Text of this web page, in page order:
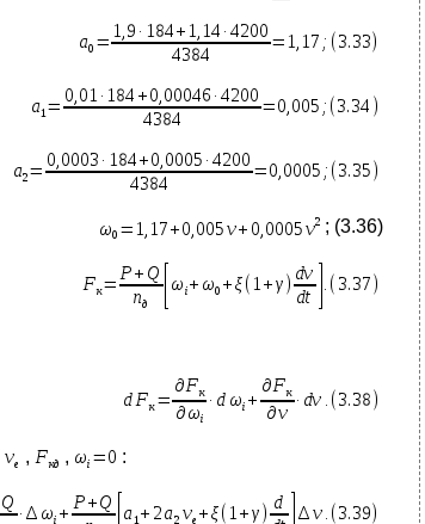
; (3.36)
, , :